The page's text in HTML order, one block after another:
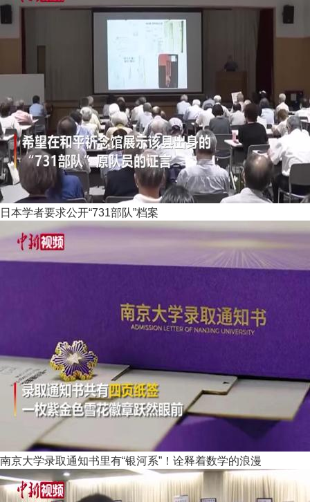
日本学者要求公开“731部队”档案
南京大学录取通知书里有“银河系”！诠释着数学的浪漫